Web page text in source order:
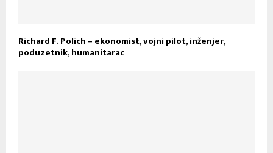
Richard F. Polich – ekonomist, vojni pilot, inženjer,
poduzetnik, humanitarac